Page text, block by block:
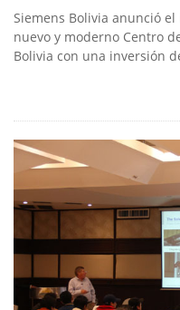
Siemens Bolivia anunció
nuevo y moderno Centro
Bolivia con una inversión